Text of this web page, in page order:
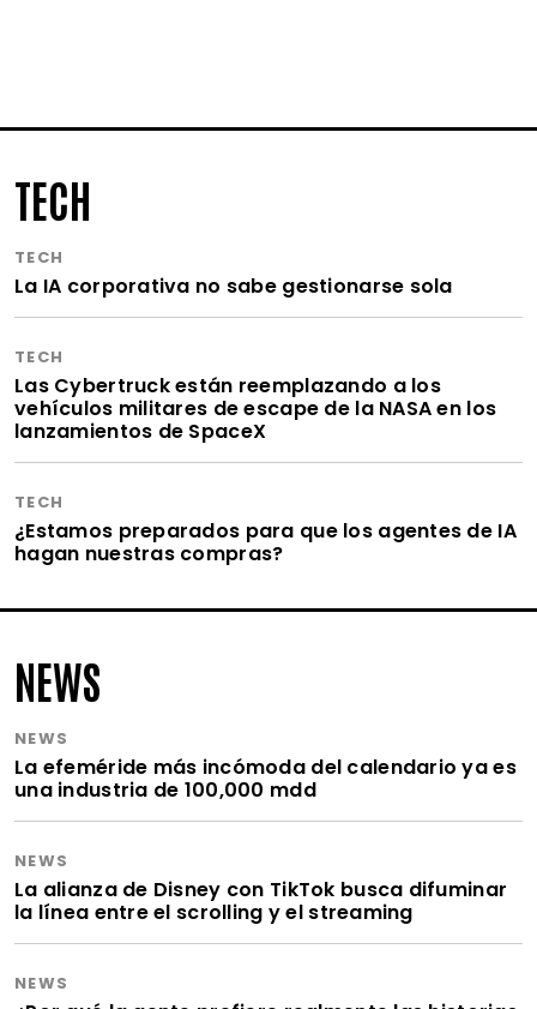
TECH
TECH
La IA corporativa no sabe gestionarse sola
TECH
Las Cybertruck están reemplazando a los
vehículos militares de escape de la NASA en los
lanzamientos de SpaceX
TECH
¿Estamos preparados para que los agentes de IA
hagan nuestras compras?
NEWS
NEWS
La efeméride más incómoda del calendario ya es
una industria de 100,000 mdd
NEWS
La alianza de Disney con TikTok busca difuminar
la línea entre el scrolling y el streaming
NEWS